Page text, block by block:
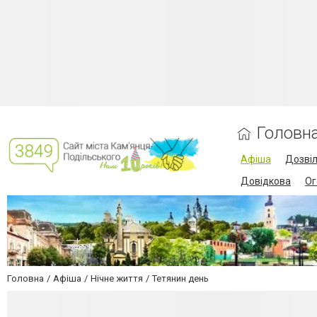
Афіша
Довідкова
Головна Афіша Нічне життя Тетянин день